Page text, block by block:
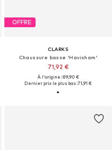
OFFRE
CLARKS
Chaussure basse 'Havisham'
71,92 €
À l'origine : 89,90 €
Dernier prix le plus bas :71,91 €